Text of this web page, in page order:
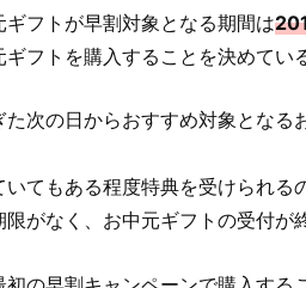
フトが早割対象となる期間は
フトを購入することを決めてい
次の日からおすすめ対象とな
てもある程度特典を受けられる
がなく、お中元ギフトの受付が